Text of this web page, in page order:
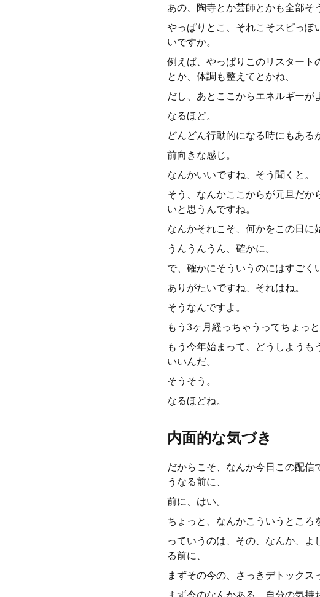
あの、陶寺とか芸師とかも全部そ
やっぱりとこ、それこそスピっぽ
いですか。
例えば、やっぱりこのリスタート
とか、体調も整えてとかね、
だし、あとここからエネルギーが
なるほど。
どんどん行動的になる時にもある
前向きな感じ。
なんかいいですね、そう聞くと。
そう、なんかここからが元旦だ
いと思うんですね。
なんかそれこそ、何かをこの日に
うんうんうん、確かに。
で、確かにそういうのにはすごく
ありがたいですね、それはね。
そうなんですよ。
もう3ヶ月経っちゃうってちょっ
もう今年始まって、どうしよう
いいんだ。
そうそう。
なるほどね。
内面的な気づき
だからこそ、なんか今日この配
うなる前に、
前に、はい。
ちょっと、なんかこういうところ
っていうのは、その、なんか、
る前に、
まずその今の、さっきデトックス